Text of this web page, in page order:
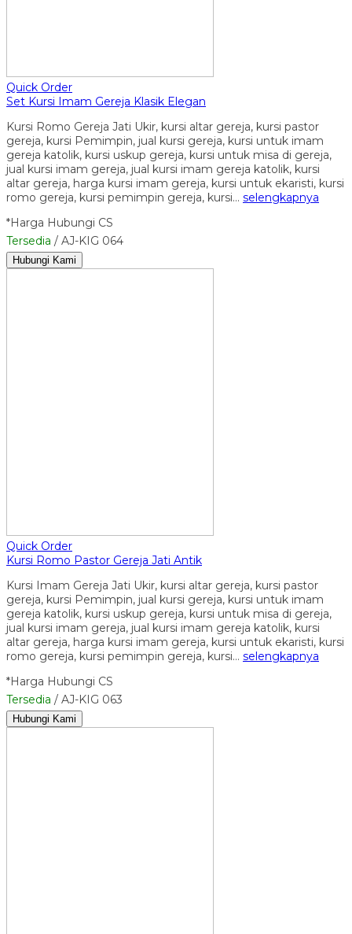
Quick Order
Set Kursi Imam Gereja Klasik Elegan
Kursi Romo Gereja Jati Ukir, kursi altar gereja, kursi pastor
gereja, kursi Pemimpin, jual kursi gereja, kursi untuk imam
gereja katolik, kursi uskup gereja, kursi untuk misa di gereja,
jual kursi imam gereja, jual kursi imam gereja katolik, kursi
altar gereja, harga kursi imam gereja, kursi untuk ekaristi, kursi
romo gereja, kursi pemimpin gereja, kursi… selengkapnya
*Harga Hubungi CS
Tersedia / AJ-KIG 064
Hubungi Kami
Quick Order
Kursi Romo Pastor Gereja Jati Antik
Kursi Imam Gereja Jati Ukir, kursi altar gereja, kursi pastor
gereja, kursi Pemimpin, jual kursi gereja, kursi untuk imam
gereja katolik, kursi uskup gereja, kursi untuk misa di gereja,
jual kursi imam gereja, jual kursi imam gereja katolik, kursi
altar gereja, harga kursi imam gereja, kursi untuk ekaristi, kursi
romo gereja, kursi pemimpin gereja, kursi… selengkapnya
*Harga Hubungi CS
Tersedia / AJ-KIG 063
Hubungi Kami